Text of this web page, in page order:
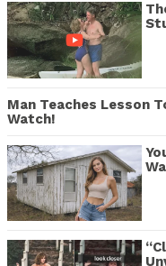
Man Teaches Lesson
Watch!